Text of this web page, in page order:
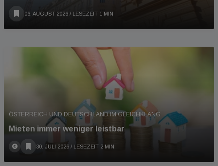
06. AUGUST 2026 / LESEZEIT 1 MIN
ÖSTERREICH UND DEUTSCHLAND IM GLEICHKLANG
Mieten immer weniger leistbar
30. JULI 2026 / LESEZEIT 2 MIN